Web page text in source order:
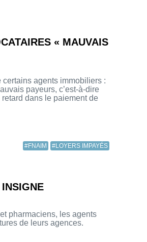
« MAUVAIS
certains agents immobiliers :
payeurs, c’est-à-dire
dans le paiement de
#FNAIM #LOYERS IMPAYÉS
pharmaciens, les agents
de leurs agences.